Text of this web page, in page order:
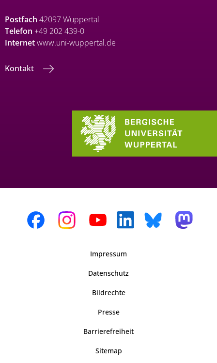
Postfach 42097 Wuppertal
Telefon +49 202 439-0
Internetwww.uni-wuppertal.de
Kontakt
Impressum
Datenschutz
Bildrechte
Presse
Barrierefreiheit
Sitemap